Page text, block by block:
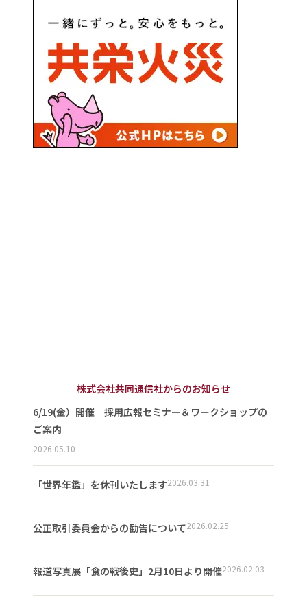
株式会社共同通信社からのお知らせ
6/19(金）開催 採用広報セミナー＆ワークショップの
ご案内
2026.05.10
「世界年鑑」を休刊いたします2026.03.31
公正取引委員会からの勧告について2026.02.25
報道写真展「食の戦後史」2月10日より開催2026.02.03